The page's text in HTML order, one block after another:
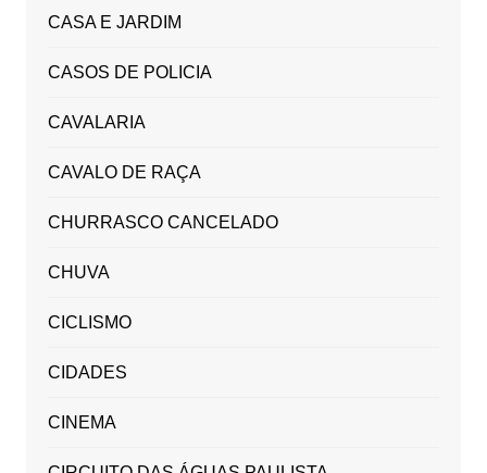
CASA E JARDIM
CASOS DE POLICIA
CAVALARIA
CAVALO DE RAÇA
CHURRASCO CANCELADO
CHUVA
CICLISMO
CIDADES
CINEMA